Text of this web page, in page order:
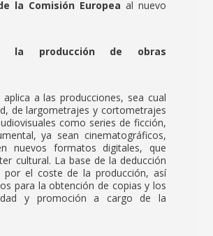
la Comisión Europea al nuevo
la producción de obras
a las producciones, sea cual
de largometrajes y cortometrajes
como series de ficción,
ya sean cinematográficos,
nuevos formatos digitales, que
cultural. La base de la deducción
por el coste de la producción, así
para la obtención de copias y los
y promoción a cargo de la